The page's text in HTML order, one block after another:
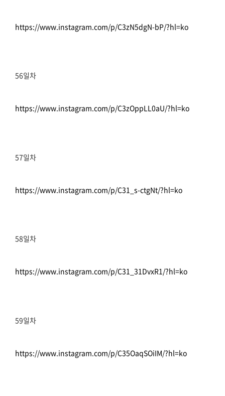
https://www.instagram.com/p/C3zN5dgN-bP/?hl=ko
56일차
https://www.instagram.com/p/C3zOppLL0aU/?hl=ko
57일차
https://www.instagram.com/p/C31_s-ctgNt/?hl=ko
58일차
https://www.instagram.com/p/C31_31DvxR1/?hl=ko
59일차
https://www.instagram.com/p/C35OaqSOiIM/?hl=ko